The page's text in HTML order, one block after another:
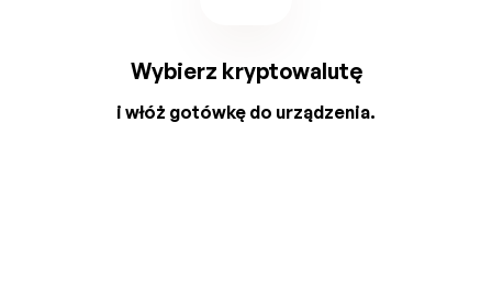
Wybierz kryptowalutę
i włóż gotówkę do urządzenia.